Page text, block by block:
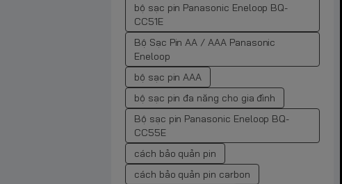
bộ sạc pin Panasonic Eneloop BQ-
CC51E
Bộ Sạc Pin AA / AAA Panasonic
Eneloop
bộ sạc pin AAA
bộ sạc pin đa năng cho gia đình
Bộ sạc pin Panasonic Eneloop BQ-
CC55E
cách bảo quản pin
cách bảo quản pin carbon